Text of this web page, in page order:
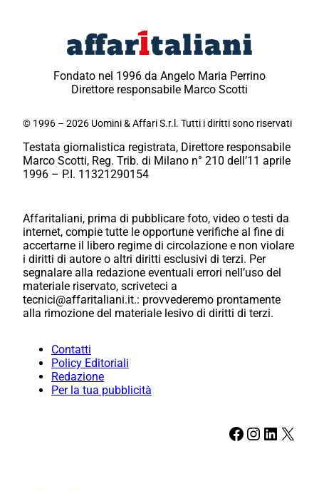
Fondato nel 1996 da Angelo Maria Perrino
Direttore responsabile Marco Scotti
© 1996 – 2026 Uomini & Affari S.r.l. Tutti i diritti sono riservati
Testata giornalistica registrata, Direttore responsabile
Marco Scotti, Reg. Trib. di Milano n° 210 dell’11 aprile
1996 – P.I. 11321290154
Affaritaliani, prima di pubblicare foto, video o testi da
internet, compie tutte le opportune verifiche al fine di
accertarne il libero regime di circolazione e non violare
i diritti di autore o altri diritti esclusivi di terzi. Per
segnalare alla redazione eventuali errori nell’uso del
materiale riservato, scriveteci a
tecnici@affaritaliani.it.: provvederemo prontamente
alla rimozione del materiale lesivo di diritti di terzi.
Contatti
Policy Editoriali
Redazione
Per la tua pubblicità
Facebook Instagram LinkedIn X